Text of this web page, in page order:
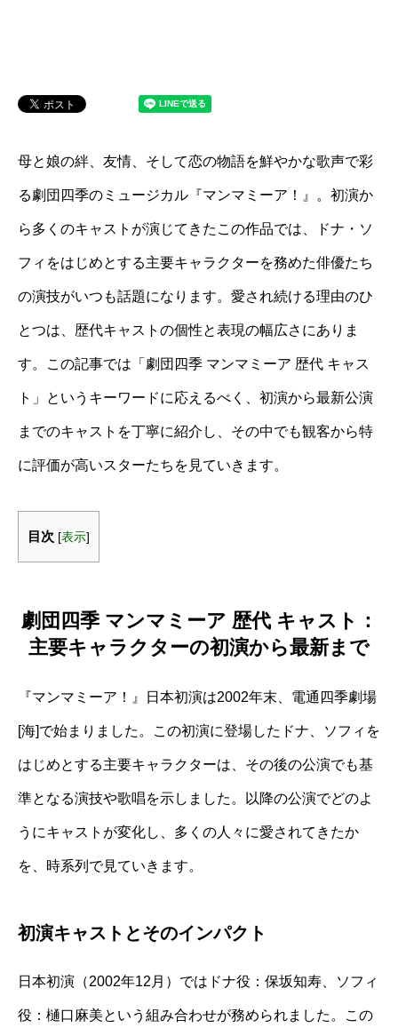
母と娘の絆、友情、そして恋の物語を鮮やかな歌声で彩
る劇団四季のミュージカル『マンマミーア！』。初演か
ら多くのキャストが演じてきたこの作品では、ドナ・ソ
フィをはじめとする主要キャラクターを務めた俳優たち
の演技がいつも話題になります。愛され続ける理由のひ
とつは、歴代キャストの個性と表現の幅広さにありま
す。この記事では「劇団四季 マンマミーア 歴代 キャス
ト」というキーワードに応えるべく、初演から最新公演
までのキャストを丁寧に紹介し、その中でも観客から特
に評価が高いスターたちを見ていきます。
目次 [表示]
劇団四季 マンマミーア 歴代 キャスト：
主要キャラクターの初演から最新まで
『マンマミーア！』日本初演は2002年末、電通四季劇場
[海]で始まりました。この初演に登場したドナ、ソフィを
はじめとする主要キャラクターは、その後の公演でも基
準となる演技や歌唱を示しました。以降の公演でどのよ
うにキャストが変化し、多くの人々に愛されてきたか
を、時系列で見ていきます。
初演キャストとそのインパクト
日本初演（2002年12月）ではドナ役：保坂知寿、ソフィ
役：樋口麻美という組み合わせが務められました。この